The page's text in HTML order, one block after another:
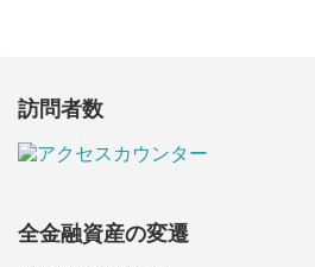
訪問者数
全金融資産の変遷